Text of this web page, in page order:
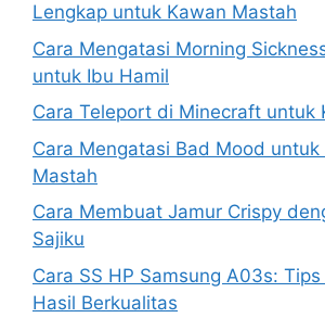
Lengkap untuk Kawan Mastah
Cara Mengatasi Morning
untuk Ibu Hamil
Cara Teleport di Minecraft untuk
Cara Mengatasi Bad Mood untuk
Mastah
Cara Membuat Jamur Crispy
Sajiku
Cara SS HP Samsung A03s:
Hasil Berkualitas